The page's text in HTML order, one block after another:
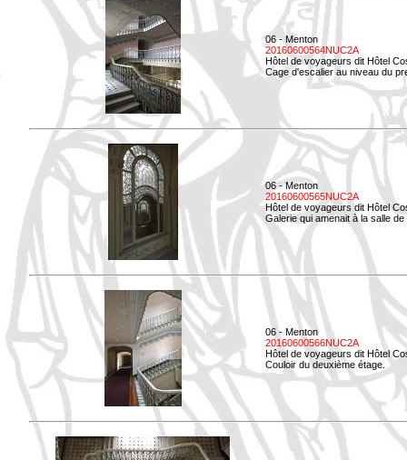
06 - Menton
20160600564NUC2A
Hôtel de voyageurs dit Hôtel
Cage d'escalier au niveau du
06 - Menton
20160600565NUC2A
Hôtel de voyageurs dit Hôtel
Galerie qui amenait à la salle
06 - Menton
20160600566NUC2A
Hôtel de voyageurs dit Hôtel
Couloir du deuxième étage.